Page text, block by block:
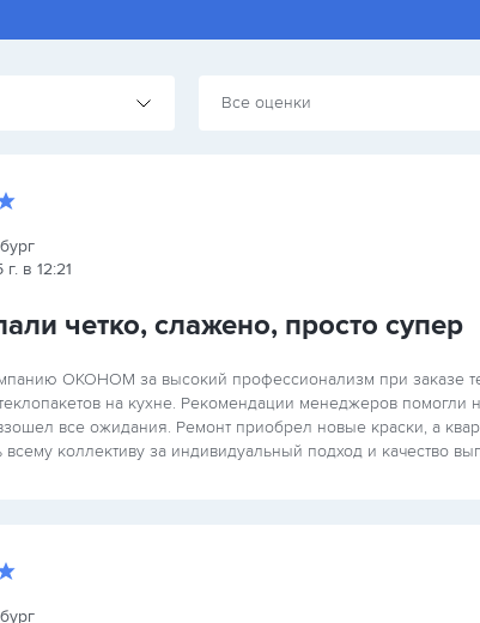
Все оценки
в 12:21
четко, слажено, просто супер
ОКОНОМ за высокий профессионализм при заказе
на кухне. Рекомендации менеджеров помогли
все ожидания. Ремонт приобрел новые краски, а
всему коллективу за индивидуальный подход и качество